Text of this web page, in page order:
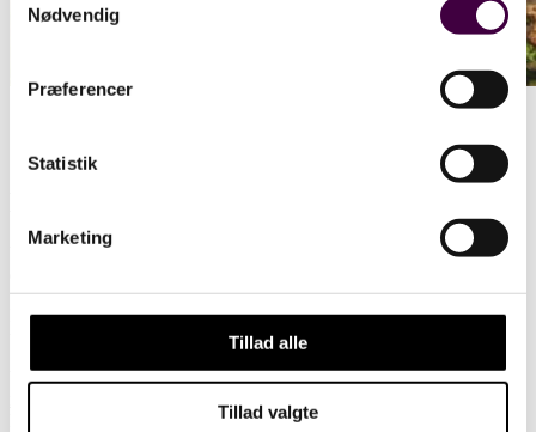
Nødvendig
Præferencer
Statistik
Marketing
Tillad alle
Tillad valgte
Vi er en specialiseret maskinhandel med et stort og alsidigt lager af
I Kastbjerg har vi altid bådenyeogbrugtemaskiner på lager – klar
Vores sortiment omfatter primærtminigravere,hjullæssere,
kan stå inde for høj kvalitet, driftssikkerhed, ydeevne og support.